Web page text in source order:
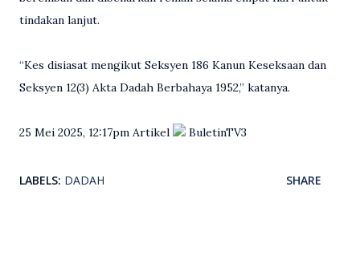
tindakan lanjut.
“Kes disiasat mengikut Seksyen 186 Kanun Keseksaan dan
Seksyen 12(3) Akta Dadah Berbahaya 1952,” katanya.
25 Mei 2025, 12:17pm Artikel BuletinTV3
LABELS: DADAH SHARE